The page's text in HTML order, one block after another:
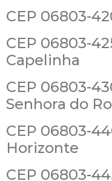
CEP 06803-
CEP 06803-
Capelinha
CEP 06803-
Senhora do
CEP 06803-
Horizonte
CEP 06803-